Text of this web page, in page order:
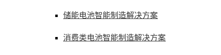
储能电池智能制造解决方案
消费类电池智能制造解决方案